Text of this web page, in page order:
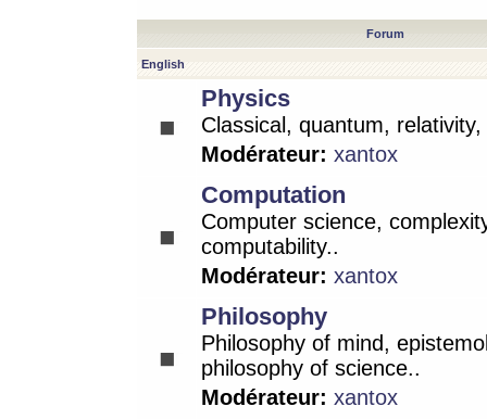
Forum
English
Physics
Classical, quantum,
Modérateur: xantox
Computation
Computer science,
computability..
Modérateur: xantox
Philosophy
Philosophy of mind,
philosophy of science..
Modérateur: xantox